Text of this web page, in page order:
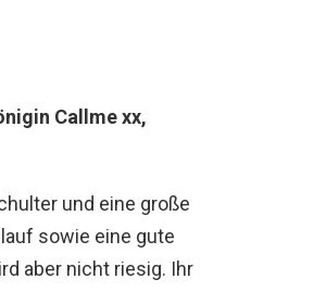
Callme xx,
und eine große
sowie eine gute
aber nicht riesig. Ihr